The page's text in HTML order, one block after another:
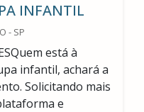
INFANTIL
- SP
está à
infantil, achará a
Solicitando mais
e